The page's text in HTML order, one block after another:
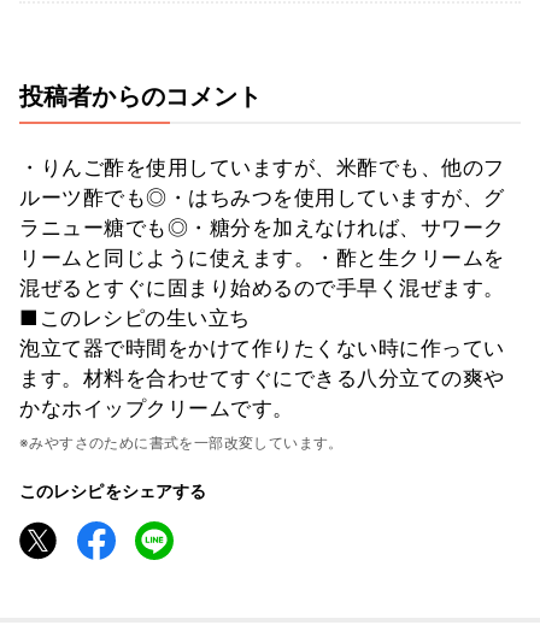
投稿者からのコメント
・りんご酢を使用していますが、米酢でも、他のフ
ルーツ酢でも◎・はちみつを使用していますが、グ
ラニュー糖でも◎・糖分を加えなければ、サワーク
リームと同じように使えます。・酢と生クリームを
混ぜるとすぐに固まり始めるので手早く混ぜます。
■このレシピの生い立ち
泡立て器で時間をかけて作りたくない時に作ってい
ます。材料を合わせてすぐにできる八分立ての爽や
かなホイップクリームです。
※みやすさのために書式を一部改変しています。
このレシピをシェアする